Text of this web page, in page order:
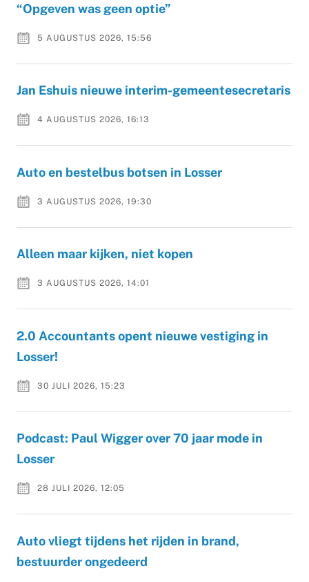
“Opgeven was geen optie”
5 AUGUSTUS 2026, 15:56
Jan Eshuis nieuwe interim-gemeentesecretaris
4 AUGUSTUS 2026, 16:13
Auto en bestelbus botsen in Losser
3 AUGUSTUS 2026, 19:30
Alleen maar kijken, niet kopen
3 AUGUSTUS 2026, 14:01
2.0 Accountants opent nieuwe vestiging in
Losser!
30 JULI 2026, 15:23
Podcast: Paul Wigger over 70 jaar mode in
Losser
28 JULI 2026, 12:05
Auto vliegt tijdens het rijden in brand,
bestuurder ongedeerd